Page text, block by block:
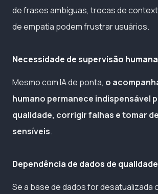
de frases ambíguas, trocas de
de empatia podem frustrar usuários.
Necessidade de supervisão humana
Mesmo com IA de ponta, o
humano permanece indispensável
qualidade, corrigir falhas e tomar
sensíveis.
Dependência de dados de qualidade
Se a base de dados for desatualizada